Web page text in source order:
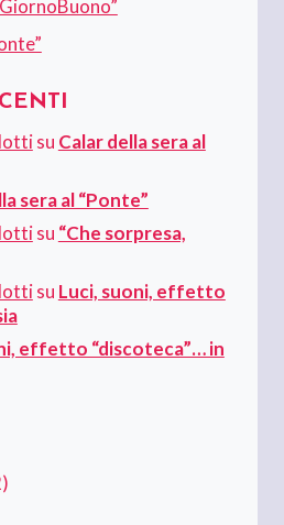
su Calar della sera al
sera al “Ponte”
su “Che sorpresa,
su Luci, suoni, effetto
effetto “discoteca”… in